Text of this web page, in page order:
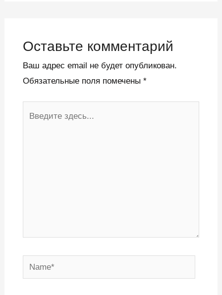
Оставьте комментарий
Ваш адрес email не будет опубликован.
Обязательные поля помечены *
Name*